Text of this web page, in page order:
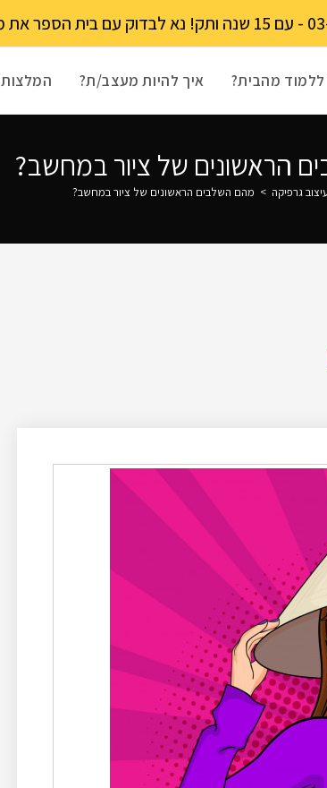
ללמוד מהבית? איך להיות מעצב/ת? המלצות
הראשונים של ציור במחשב?
גרפיקה > מהם השלבים הראשונים של ציור במחשב?